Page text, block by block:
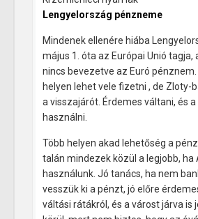
Lengyelország pénzneme
Mindenek ellenére hiába
május 1. óta az Európai Unió tagja,
nincs bevezetve az Euró
helyen lehet vele fizetni , de Zloty-
a visszajárót. Érdemes váltani, és
használni.
Több helyen akad lehetőség a
talán mindezek közül a legjobb, ha
használunk. Jó tanács, ha nem
vesszük ki a pénzt, jó előre
váltási rátákról, és a várost járva is